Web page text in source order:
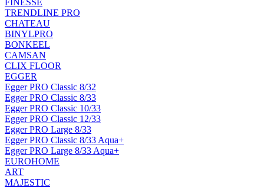
FINESSE
TRENDLINE PRO
CHATEAU
BINYLPRO
BONKEEL
CAMSAN
CLIX FLOOR
EGGER
Egger PRO Classic 8/32
Egger PRO Classic 8/33
Egger PRO Classic 10/33
Egger PRO Classic 12/33
Egger PRO Large 8/33
Egger PRO Classic 8/33 Aqua+
Egger PRO Large 8/33 Aqua+
EUROHOME
ART
MAJESTIC